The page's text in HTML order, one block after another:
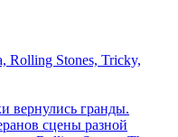
Stones, Tricky,
вернулись гранды.
сцены разной